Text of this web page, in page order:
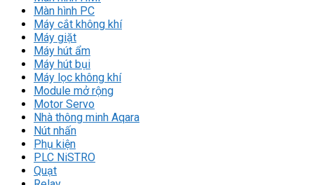
Màn hình PC
Máy cắt không khí
Máy giặt
Máy hút ẩm
Máy hút bụi
Máy lọc không khí
Module mở rộng
Motor Servo
Nhà thông minh Aqara
Nút nhấn
Phụ kiện
PLC NiSTRO
Quạt